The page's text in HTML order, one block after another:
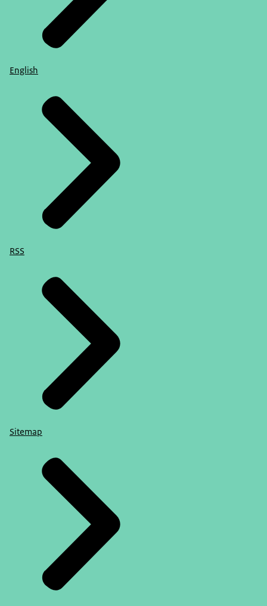
English
RSS
Sitemap